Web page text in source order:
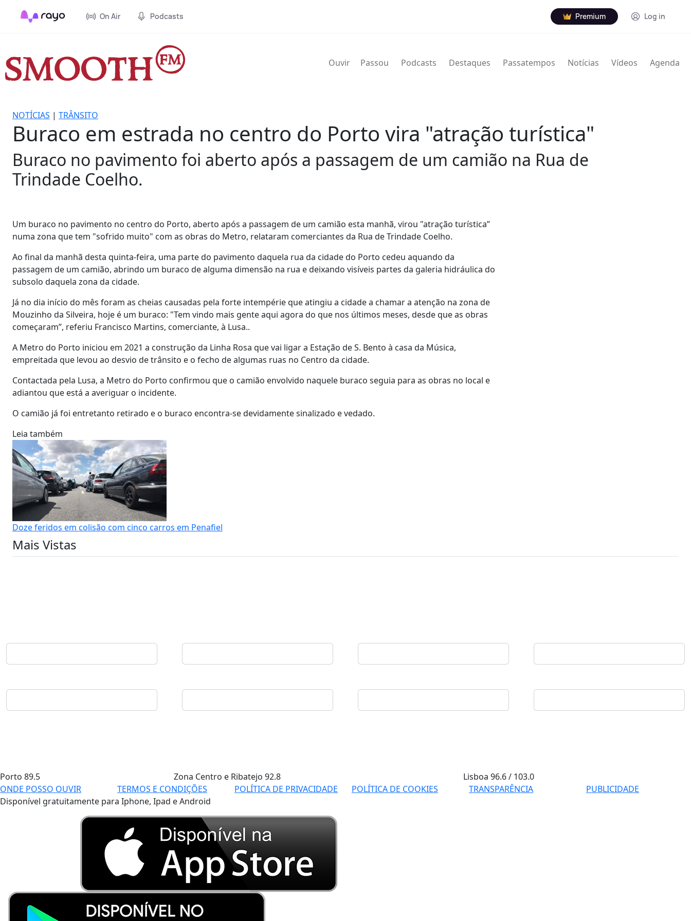
On Air Podcasts Premium Log in
Ouvir Passou Podcasts Destaques Passatempos Notícias Vídeos Agenda
NOTÍCIAS | TRÂNSITO
Buraco em estrada no centro do Porto vira "atração turística"
Buraco no pavimento foi aberto após a passagem de um camião na Rua de
Trindade Coelho.
Um buraco no pavimento no centro do Porto, aberto após a passagem de um camião esta manhã, virou "atração turística”
numa zona que tem "sofrido muito" com as obras do Metro, relataram comerciantes da Rua de Trindade Coelho.
Ao final da manhã desta quinta-feira, uma parte do pavimento daquela rua da cidade do Porto cedeu aquando da
passagem de um camião, abrindo um buraco de alguma dimensão na rua e deixando visíveis partes da galeria hidráulica do
subsolo daquela zona da cidade.
Já no dia início do mês foram as cheias causadas pela forte intempérie que atingiu a cidade a chamar a atenção na zona de
Mouzinho da Silveira, hoje é um buraco: "Tem vindo mais gente aqui agora do que nos últimos meses, desde que as obras
começaram”, referiu Francisco Martins, comerciante, à Lusa..
A Metro do Porto iniciou em 2021 a construção da Linha Rosa que vai ligar a Estação de S. Bento à casa da Música,
empreitada que levou ao desvio de trânsito e o fecho de algumas ruas no Centro da cidade.
Contactada pela Lusa, a Metro do Porto confirmou que o camião envolvido naquele buraco seguia para as obras no local e
adiantou que está a averiguar o incidente.
O camião já foi entretanto retirado e o buraco encontra-se devidamente sinalizado e vedado.
Leia também
Doze feridos em colisão com cinco carros em Penafiel
Mais Vistas
Porto 89.5 Zona Centro e Ribatejo 92.8 Lisboa96.6 / 103.0
ONDE POSSO OUVIR
TERMOS E CONDIÇÕES POLÍTICA DE PRIVACIDADE POLÍTICA DE COOKIES TRANSPARÊNCIA
PUBLICIDADE
Disponível gratuitamente para Iphone, Ipad e Android